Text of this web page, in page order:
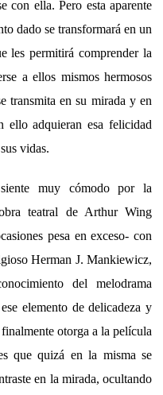
con ella. Pero esta aparente
dado se transformará en un
les permitirá comprender la
a ellos mismos hermosos
transmita en su mirada y en
ello adquieran esa felicidad
vidas.
muy cómodo por la
teatral de Arthur Wing
pesa en exceso- con
Herman J. Mankiewicz,
del melodrama
elemento de delicadeza y
otorga a la película
que quizá en la misma se
en la mirada, ocultando